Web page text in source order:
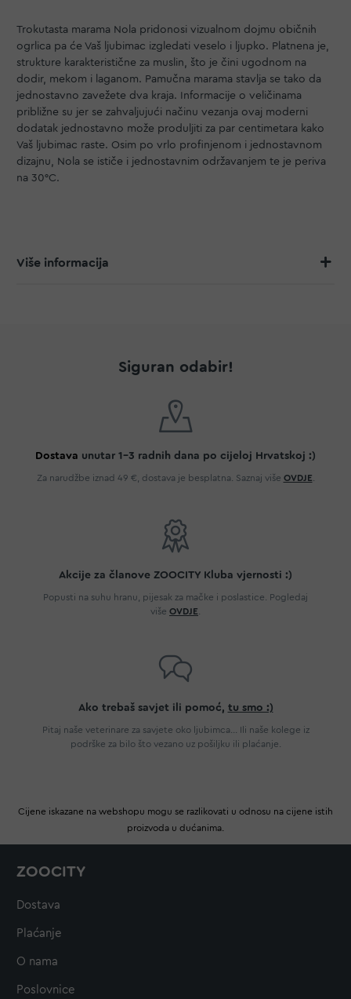
Trokutasta marama Nola pridonosi vizualnom dojmu običnih
ogrlica pa će Vaš ljubimac izgledati veselo i ljupko. Platnena je,
strukture karakteristične za muslin, što je čini ugodnom na
dodir, mekom i laganom. Pamučna marama stavlja se tako da
jednostavno zavežete dva kraja. Informacije o veličinama
približne su jer se zahvaljujući načinu vezanja ovaj moderni
dodatak jednostavno može produljiti za par centimetara kako
Vaš ljubimac raste. Osim po vrlo profinjenom i jednostavnom
dizajnu, Nola se ističe i jednostavnim održavanjem te je periva
na 30°C.
Više informacija
Siguran odabir!
Dostava unutar 1-3 radnih dana po cijeloj Hrvatskoj :)
Za narudžbe iznad 49 €, dostava je besplatna. Saznaj više OVDJE
Akcije za članove ZOOCITY Kluba vjernosti :)
Popusti na suhu hranu, pijesak za mačke i poslastice. Pogledaj
više OVDJE
Ako trebaš savjet ili pomoć, tu smo :)
Pitaj naše veterinare za savjete oko ljubimca... Ili naše kolege iz
podrške za bilo što vezano uz pošiljku ili plaćanje.
Cijene iskazane na webshopu mogu se razlikovati u odnosu na cijene istih
proizvoda u dućanima.
ZOOCITY
Dostava
Plaćanje
O nama
Poslovnice